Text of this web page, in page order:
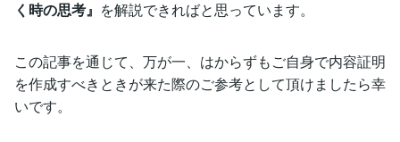
く時の思考』 を解説できればと思っています。
この記事を通じて、万が一、はからずもご自身で内容証明
を作成すべきときが来た際のご参考として頂けましたら幸
いです。